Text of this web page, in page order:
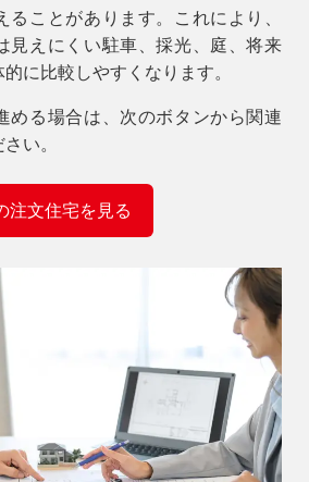
ることがあります。これにより、
見えにくい駐車、採光、庭、将来
に比較しやすくなります。
める場合は、次のボタンから関連
い。
注文住宅を見る